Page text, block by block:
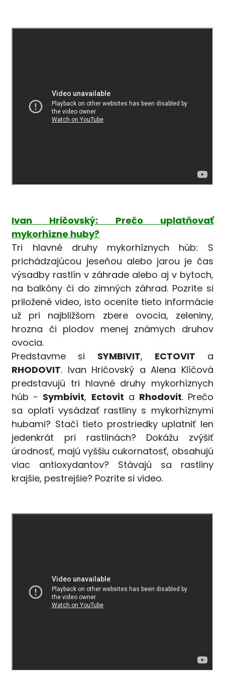
Ivan Hričovský: Prečo uplatňovať
mykorhízne huby?
Tri hlavné druhy mykorhíznych húb: S
prichádzajúcou jeseňou alebo jarou je čas
výsadby rastlín v záhrade alebo aj v bytoch,
na balkóny či do zimných záhrad. Pozrite si
priložené video, isto oceníte tieto informácie
už pri najbližšom zbere ovocia, zeleniny,
hrozna či plodov menej známych druhov
ovocia.
Predstavme si SYMBIVIT, ECTOVIT a
RHODOVIT. Ivan Hričovský a Alena Klíčová
predstavujú tri hlavné druhy mykorhíznych
húb - Symbivit, Ectovit a Rhodovit. Prečo
sa oplatí vysádzať rastliny s mykorhíznymi
hubami? Stačí tieto prostriedky uplatniť len
jedenkrát pri rastlinách? Dokážu zvýšiť
úrodnosť, majú vyššiu cukornatosť, obsahujú
viac antioxydantov? Stávajú sa rastliny
krajšie, pestrejšie? Pozrite si video.